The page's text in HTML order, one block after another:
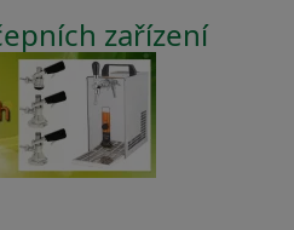
zařízení